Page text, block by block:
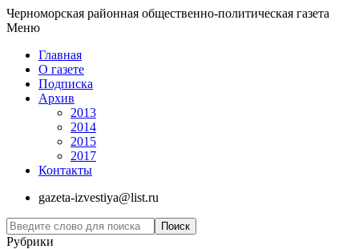
Черноморская районная общественно-политическая газета
Меню
Главная
О газете
Подписка
Архив
2013
2014
2015
2017
Контакты
gazeta-izvestiya@list.ru
Рубрики